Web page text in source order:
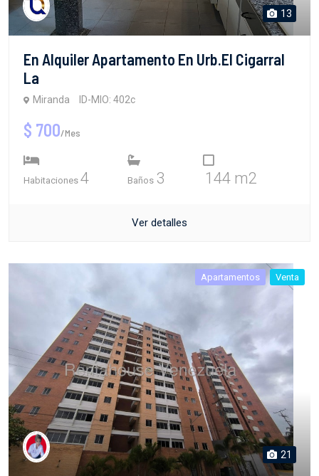
13
En Alquiler Apartamento En Urb.El Cigarral
La
Miranda ID-MIO: 402c
$ 700/Mes
Habitaciones 4 Baños 3 144 m2
Ver detalles
Apartamentos Venta
21